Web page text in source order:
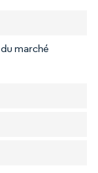
marché